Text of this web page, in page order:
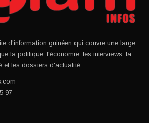
d'information guinéen qui couvre une large
la politique, l'économie, les interviews, la
et les dossiers d'actualité.
97